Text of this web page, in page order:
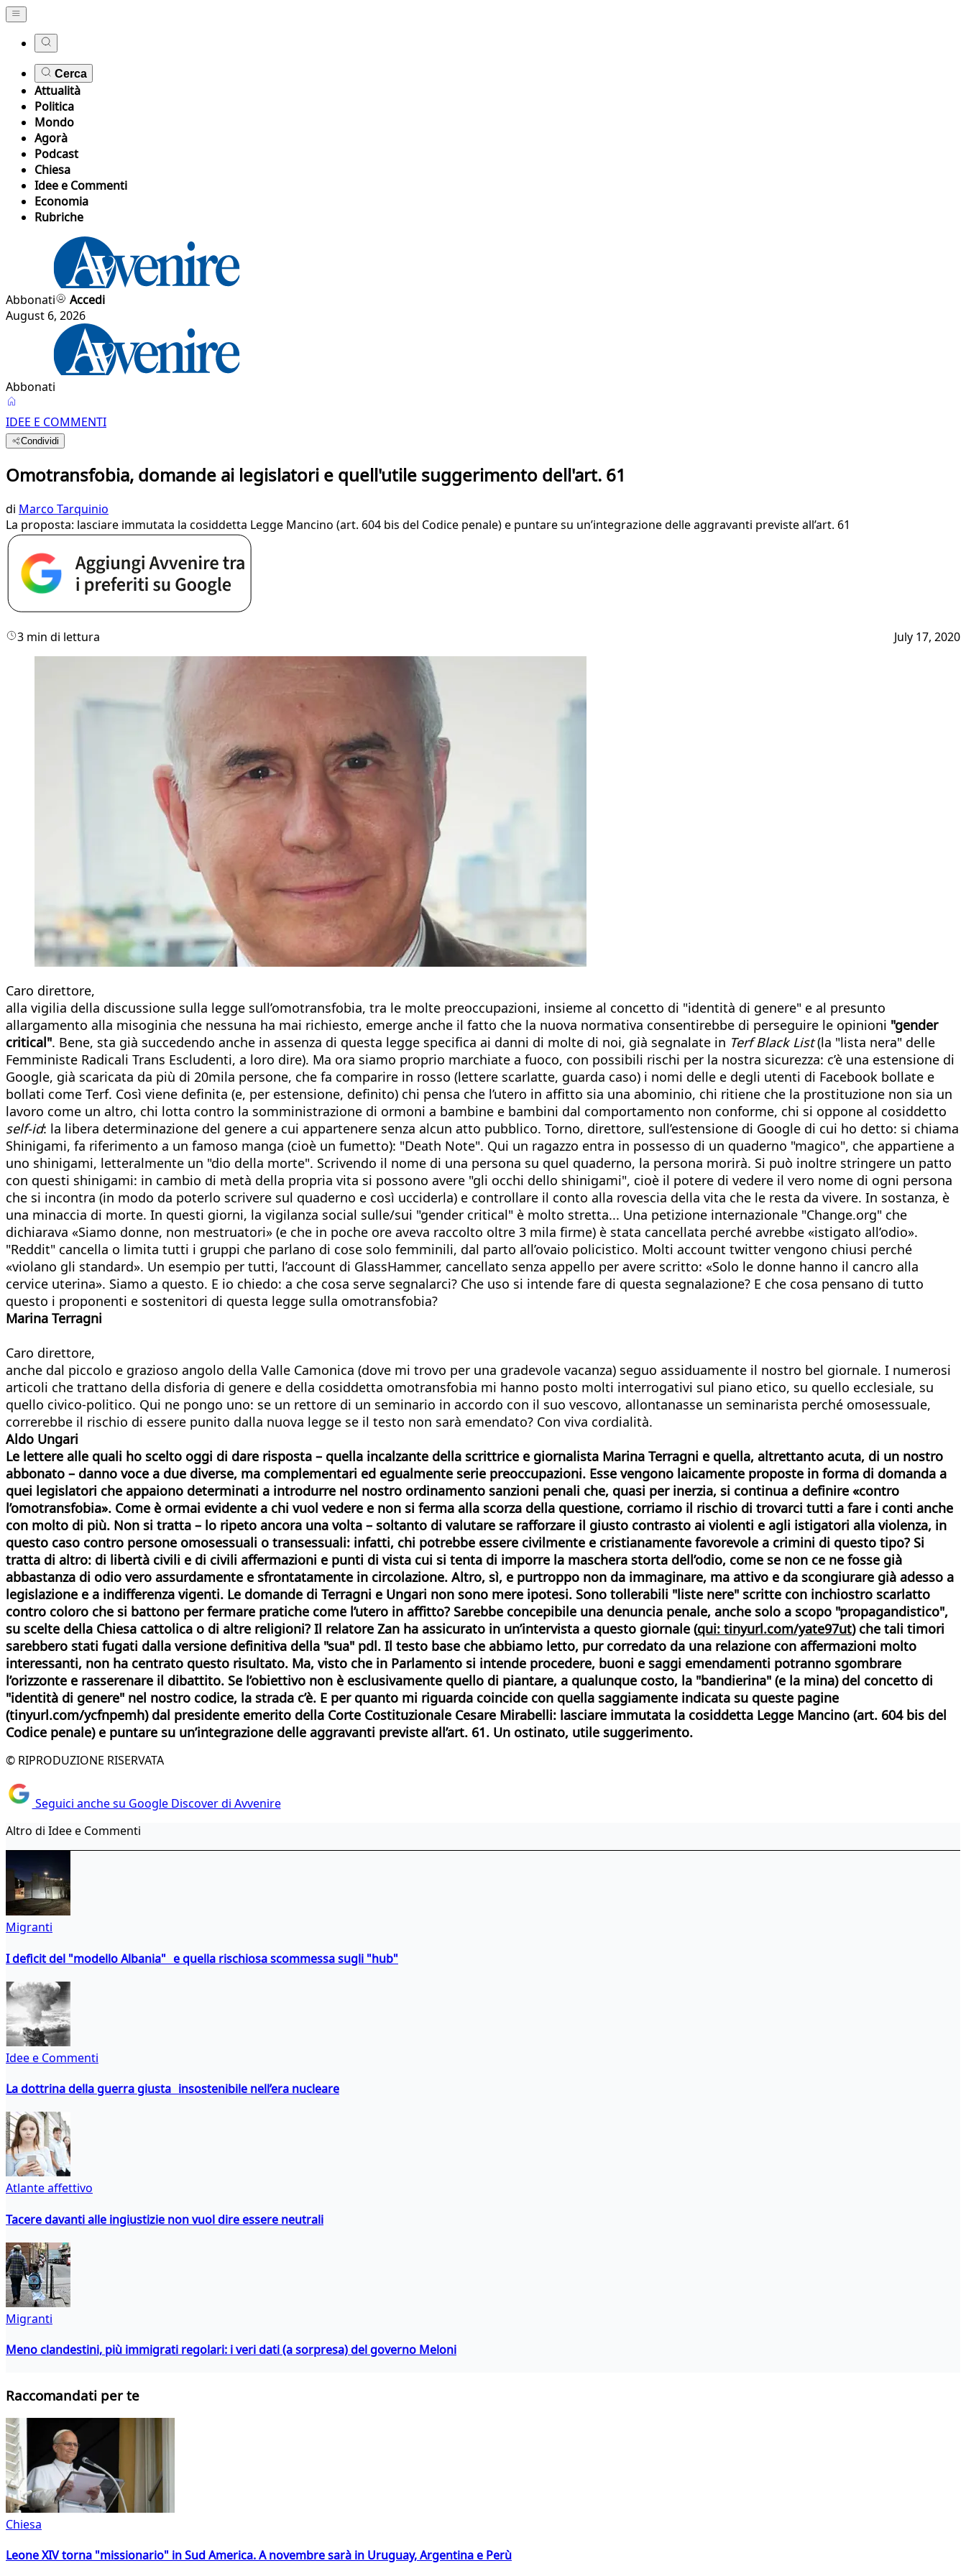
Cerca
Attualità
Politica
Mondo
Agorà
Podcast
Chiesa
Idee e Commenti
Economia
Rubriche
Abbonati
Accedi
August 6, 2026
Abbonati
IDEE E COMMENTI
Condividi
Omotransfobia, domande ai legislatori e quell'utile suggerimento dell'art. 61
di Marco Tarquinio
La proposta: lasciare immutata la cosiddetta Legge Mancino (art. 604 bis del Codice penale) e puntare su un’integrazione delle aggravanti previste all’art. 61
3 min di lettura July 17, 2020
Caro direttore,
alla vigilia della discussione sulla legge sull’omotransfobia, tra le molte preoccupazioni, insieme al concetto di "identità di genere" e al presunto
allargamento alla misoginia che nessuna ha mai richiesto, emerge anche il fatto che la nuova normativa consentirebbe di perseguire le opinioni "gender
critical". Bene, sta già succedendo anche in assenza di questa legge specifica ai danni di molte di noi, già segnalate in Terf Black List(la "lista nera" delle
Femministe Radicali Trans Escludenti, a loro dire). Ma ora siamo proprio marchiate a fuoco, con possibili rischi per la nostra sicurezza: c’è una estensione di
Google, già scaricata da più di 20mila persone, che fa comparire in rosso (lettere scarlatte, guarda caso) i nomi delle e degli utenti di Facebook bollate e
bollati come Terf. Così viene definita (e, per estensione, definito) chi pensa che l’utero in affitto sia una abominio, chi ritiene che la prostituzione non sia un
lavoro come un altro, chi lotta contro la somministrazione di ormoni a bambine e bambini dal comportamento non conforme, chi si oppone al cosiddetto
self-id: la libera determinazione del genere a cui appartenere senza alcun atto pubblico. Torno, direttore, sull’estensione di Google di cui ho detto: si chiama
Shinigami, fa riferimento a un famoso manga (cioè un fumetto): "Death Note". Qui un ragazzo entra in possesso di un quaderno "magico", che appartiene a
uno shinigami, letteralmente un "dio della morte". Scrivendo il nome di una persona su quel quaderno, la persona morirà. Si può inoltre stringere un patto
con questi shinigami: in cambio di metà della propria vita si possono avere "gli occhi dello shinigami", cioè il potere di vedere il vero nome di ogni persona
che si incontra (in modo da poterlo scrivere sul quaderno e così ucciderla) e controllare il conto alla rovescia della vita che le resta da vivere. In sostanza, è
una minaccia di morte. In questi giorni, la vigilanza social sulle/sui "gender critical" è molto stretta... Una petizione internazionale "Change.org" che
dichiarava «Siamo donne, non mestruatori» (e che in poche ore aveva raccolto oltre 3 mila firme) è stata cancellata perché avrebbe «istigato all’odio».
"Reddit" cancella o limita tutti i gruppi che parlano di cose solo femminili, dal parto all’ovaio policistico. Molti account twitter vengono chiusi perché
«violano gli standard». Un esempio per tutti, l’account di GlassHammer, cancellato senza appello per avere scritto: «Solo le donne hanno il cancro alla
cervice uterina». Siamo a questo. E io chiedo: a che cosa serve segnalarci? Che uso si intende fare di questa segnalazione? E che cosa pensano di tutto
questo i proponenti e sostenitori di questa legge sulla omotransfobia?
Marina Terragni
Caro direttore,
anche dal piccolo e grazioso angolo della Valle Camonica (dove mi trovo per una gradevole vacanza) seguo assiduamente il nostro bel giornale. I numerosi
articoli che trattano della disforia di genere e della cosiddetta omotransfobia mi hanno posto molti interrogativi sul piano etico, su quello ecclesiale, su
quello civico-politico. Qui ne pongo uno: se un rettore di un seminario in accordo con il suo vescovo, allontanasse un seminarista perché omosessuale,
correrebbe il rischio di essere punito dalla nuova legge se il testo non sarà emendato? Con viva cordialità.
Aldo Ungari
Le lettere alle quali ho scelto oggi di dare risposta – quella incalzante della scrittrice e giornalista Marina Terragni e quella, altrettanto acuta, di un nostro
abbonato – danno voce a due diverse, ma complementari ed egualmente serie preoccupazioni. Esse vengono laicamente proposte in forma di domanda a
quei legislatori che appaiono determinati a introdurre nel nostro ordinamento sanzioni penali che, quasi per inerzia, si continua a definire «contro
l’omotransfobia». Come è ormai evidente a chi vuol vedere e non si ferma alla scorza della questione, corriamo il rischio di trovarci tutti a fare i conti anche
con molto di più. Non si tratta – lo ripeto ancora una volta – soltanto di valutare se rafforzare il giusto contrasto ai violenti e agli istigatori all a violenza, in
questo caso contro persone omosessuali o transessuali: infatti, chi potrebbe essere civilmente e cristianamente favorevole a crimini di questo tipo? Si
tratta di altro: di libertà civili e di civili affermazioni e punti di vista cui si tenta di imporre la maschera storta dell’odio, come se non ce ne fosse già
abbastanza di odio vero assurdamente e sfrontatamente in circolazione. Altro, sì, e purtroppo non da immaginare, ma attivo e da scongiurare già adesso a
legislazione e a indifferenza vigenti. Le domande di Terragni e Ungari non sono mere ipotesi. Sono tollerabili "liste nere" scritte con inchiostro scarlatto
contro coloro che si battono per fermare pratiche come l’utero in affitto? Sarebbe concepibile una denuncia penale, anche solo a scopo "propagandistico",
su scelte della Chiesa cattolica o di altre religioni? Il relatore Zan ha assicurato in un’intervista a questo giornale (qui: tinyurl.com/yate97ut) che tali timori
sarebbero stati fugati dalla versione definitiva della "sua" pdl. Il testo base che abbiamo letto, pur corredato da una relazione con affermazioni molto
interessanti, non ha centrato questo risultato. Ma, visto che in Parlamento si intende procedere, buoni e saggi emendamenti potranno sgombrare
l’orizzonte e rasserenare il dibattito. Se l’obiettivo non è esclusivamente quello di piantare, a qualunque costo, la "bandierina" (e la mina) del concetto di
"identità di genere" nel nostro codice, la strada c’è. E per quanto mi riguarda coincide con quella saggiamente indicata su queste pagine
(tinyurl.com/ycfnpemh) dal presidente emerito della Corte Costituzionale Cesare Mirabelli: lasciare immutata la cosiddetta Legge Mancino (art. 604 bis del
Codice penale) e puntare su un’integrazione delle aggravanti previste all’art. 61. Un ostinato, utile suggerimento.
© RIPRODUZIONE RISERVATA
Seguici anche su Google Discover di Avvenire
Altro di Idee e Commenti
Migranti
I deficit del "modello Albania" e quella rischiosa scommessa sugli "hub"
Idee e Commenti
La dottrina della guerra giusta insostenibile nell’era nucleare
Atlante affettivo
Tacere davanti alle ingiustizie non vuol dire essere neutrali
Migranti
Meno clandestini, più immigrati regolari: i veri dati (a sorpresa) del governo Meloni
Raccomandati per te
Chiesa
Leone XIV torna "missionario" in Sud America. A novembre sarà in Uruguay, Argentina e Perù